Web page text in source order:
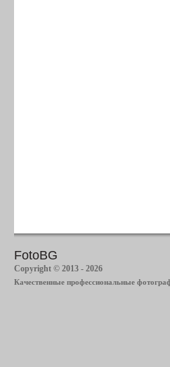
FotoBG
Copyright © 2013 - 2026
Качественные профессиональные